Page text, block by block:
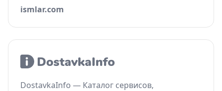
ismlar.com
DostavkaInfo — Каталог сервисов,